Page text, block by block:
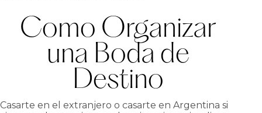
Como Organizar
una Boda de
Destino
Casarte en el extranjero o casarte en Argentina si